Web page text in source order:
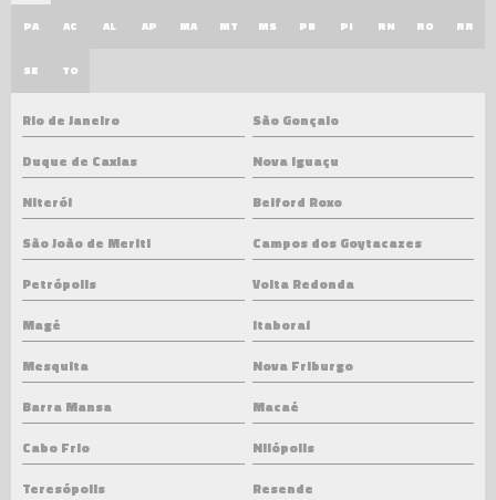
PA AC AL AP MA MT MS PB PI RN RO RR
SE TO
Rio de Janeiro
São Gonçalo
Duque de Caxias
Nova Iguaçu
Niterói
Belford Roxo
São João de Meriti
Campos dos Goytacazes
Petrópolis
Volta Redonda
Magé
Itaboraí
Mesquita
Nova Friburgo
Barra Mansa
Macaé
Cabo Frio
Nilópolis
Teresópolis
Resende